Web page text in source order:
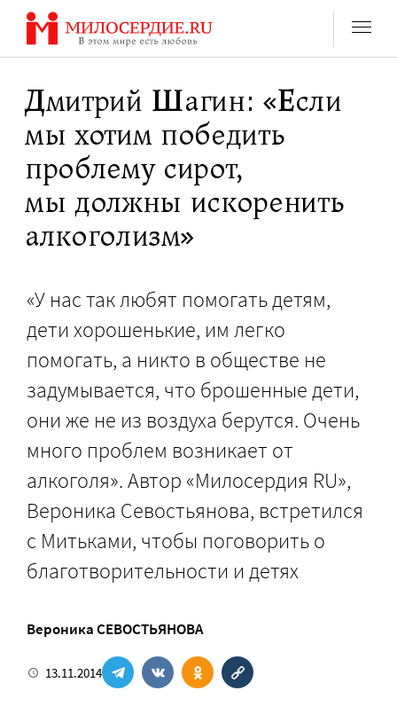
Перейти
содержанию
Дмитрий Шагин: «Если
мы хотим победить
проблему сирот,
мы должны искоренить
алкоголизм»
«У нас так любят помогать детям,
дети хорошенькие, им легко
помогать, а никто в обществе не
задумывается, что брошенные дети,
они же не из воздуха берутся. Очень
много проблем возникает от
алкоголя». Автор «Милосердия RU»,
Вероника Севостьянова, встретился
с Митьками, чтобы поговорить о
благотворительности и детях
Вероника СЕВОСТЬЯНОВА
13.11.2014